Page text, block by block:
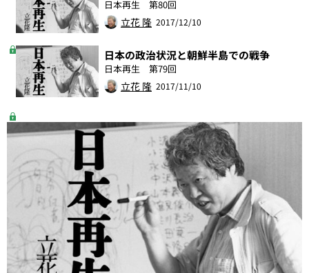
日本再生 第80回
立花 隆 2017/12/10
日本の政治状況と朝鮮半島での戦争
日本再生 第79回
立花 隆 2017/11/10